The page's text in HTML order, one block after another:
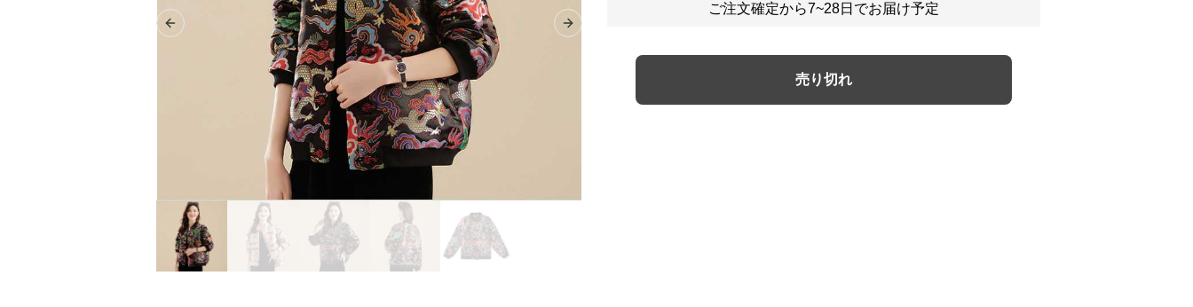
Previous slide Next slide
ご注文確定から7~28日でお届け予定
売り切れ